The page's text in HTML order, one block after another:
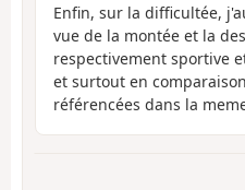
Enfin, sur la difficultée,
vue de la montée et la
respectivement sportive
et surtout en
référencées dans la